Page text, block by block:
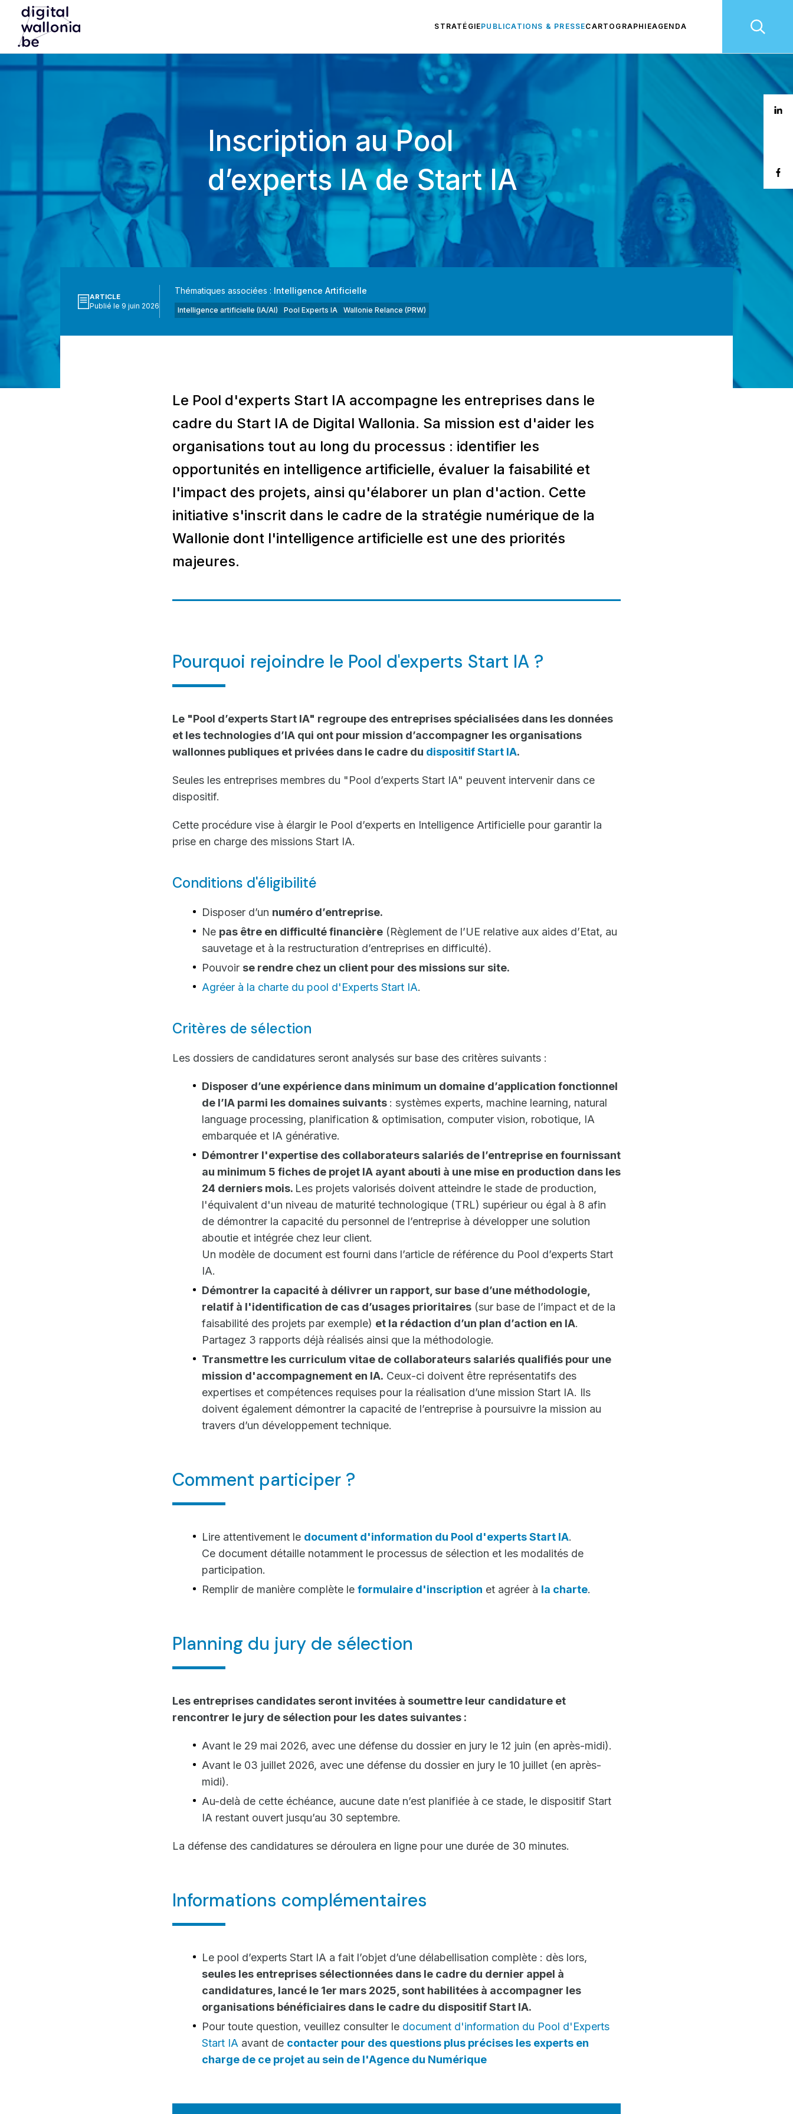
STRATÉGIEPUBLICATIONS & PRESSECARTOGRAPHIEAGENDA
Inscription au Pool
d’experts IA de Start IA
ARTICLE
Publié le 9 juin 2026
Thématiques associées : Intelligence Artificielle
Intelligence artificielle (IA/AI) Pool Experts IA Wallonie Relance (PRW)
Le Pool d'experts Start IA accompagne les entreprises dans le
cadre du Start IA de Digital Wallonia. Sa mission est d'aider les
organisations tout au long du processus : identifier les
opportunités en intelligence artificielle, évaluer la faisabilité et
l'impact des projets, ainsi qu'élaborer un plan d'action. Cette
initiative s'inscrit dans le cadre de la stratégie numérique de la
Wallonie dont l'intelligence artificielle est une des priorités
majeures.
Pourquoi rejoindre le Pool d'experts Start IA ?
Le "Pool d’experts Start IA" regroupe des entreprises spécialisées dans les données
et les technologies d’IA qui ont pour mission d’accompagner les organisations
wallonnes publiques et privées dans le cadre du dispositif Start IA.
Seules les entreprises membres du "Pool d’experts Start IA" peuvent intervenir dans ce
dispositif.
Cette procédure vise à élargir le Pool d’experts en Intelligence Artificielle pour garantir la
prise en charge des missions Start IA.
Conditions d'éligibilité
Disposer d’un numéro d’entreprise.
Ne pas être en difficulté financière (Règlement de l’UE relative aux aides d’Etat, au
sauvetage et à la restructuration d’entreprises en difficulté).
Pouvoir se rendre chez un client pour des missions sur site.
Agréer à la charte du pool d'Experts Start IA.
Critères de sélection
Les dossiers de candidatures seront analysés sur base des critères suivants :
Disposer d’une expérience dans minimum un domaine d’application fonctionnel
de l’IA parmi les domaines suivants : systèmes experts, machine learning, natural
language processing, planification & optimisation, computer vision, robotique, IA
embarquée et IA générative.
Démontrer l'expertise des collaborateurs salariés de l’entreprise en fournissant
au minimum 5 fiches de projet IA ayant abouti à une mise en production dans les
24 derniers mois. Les projets valorisés doivent atteindre le stade de production,
l'équivalent d'un niveau de maturité technologique (TRL) supérieur ou égal à 8 afin
de démontrer la capacité du personnel de l’entreprise à développer une solution
aboutie et intégrée chez leur client.
Un modèle de document est fourni dans l’article de référence du Pool d’experts Start
IA.
Démontrer la capacité à délivrer un rapport, sur base d’une méthodologie,
relatif à l'identification de cas d’usages prioritaires (sur base de l’impact et de la
faisabilité des projets par exemple) et la rédaction d’un plan d’action en IA.
Partagez 3 rapports déjà réalisés ainsi que la méthodologie.
Transmettre les curriculum vitae de collaborateurs salariés qualifiés pour une
mission d'accompagnement en IA. Ceux-ci doivent être représentatifs des
expertises et compétences requises pour la réalisation d’une mission Start IA. Ils
doivent également démontrer la capacité de l’entreprise à poursuivre la mission au
travers d’un développement technique.
Comment participer ?
Lire attentivement le document d'information du Pool d'experts Start IA.
Ce document détaille notamment le processus de sélection et les modalités de
participation.
Remplir de manière complète le formulaire d'inscription et agréer à la charte.
Planning du jury de sélection
Les entreprises candidates seront invitées à soumettre leur candidature et
rencontrer le jury de sélection pour les dates suivantes :
Avant le 29 mai 2026, avec une défense du dossier en jury le 12 juin (en après-midi).
Avant le 03 juillet 2026, avec une défense du dossier en jury le 10 juillet (en après-
midi).
Au-delà de cette échéance, aucune date n’est planifiée à ce stade, le dispositif Start
IA restant ouvert jusqu’au 30 septembre.
La défense des candidatures se déroulera en ligne pour une durée de 30 minutes.
Informations complémentaires
Le pool d’experts Start IA a fait l’objet d’une délabellisation complète : dès lors,
seules les entreprises sélectionnées dans le cadre du dernier appel à
candidatures, lancé le 1er mars 2025, sont habilitées à accompagner les
organisations bénéficiaires dans le cadre du dispositif Start IA.
Pour toute question, veuillez consulter le document d'information du Pool d'Experts
Start IA avant de contacter pour des questions plus précises les experts en
charge de ce projet au sein de l'Agence du Numérique